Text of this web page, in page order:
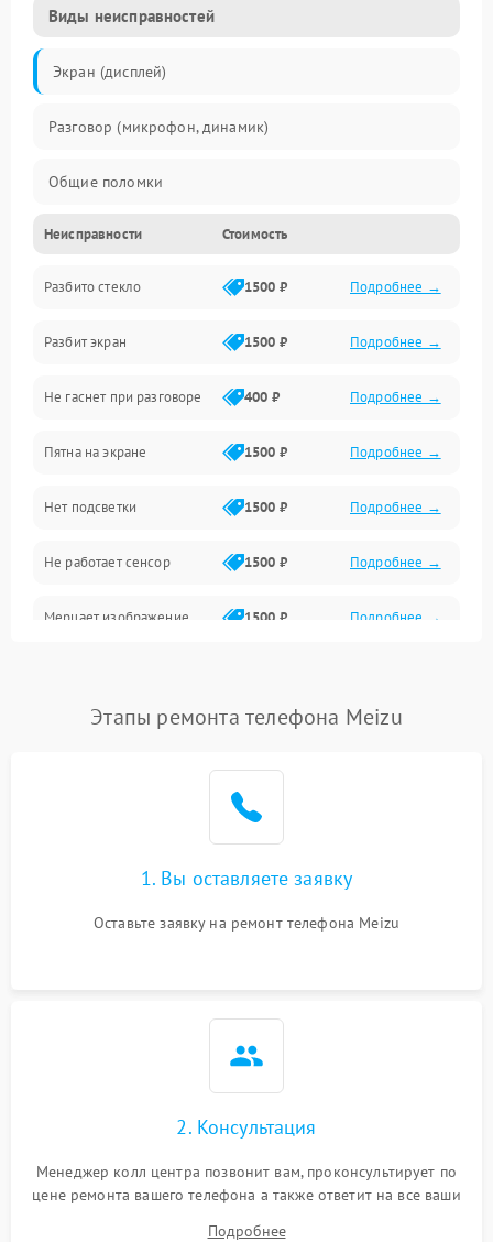
Виды неисправностей
Экран (дисплей)
Разговор (микрофон, динамик)
Общие поломки
Проблемы связи
Камеры
Проблемы с дисплеем и сенсором
Зарядка
Проблемы с питанием, зарядкой и аккумулятором
Проблемы с работой системы, корпусом и другие
Неисправности Стоимость
Разбито стекло 1500 ₽ Подробнее →
Разбит экран 1500 ₽ Подробнее →
Не гаснет при разговоре 400 ₽ Подробнее →
Пятна на экране 1500 ₽ Подробнее →
Нет подсветки 1500 ₽ Подробнее →
Не работает сенсор 1500 ₽ Подробнее →
Мерцает изображение 1500 ₽ Подробнее →
Не работает Face ID 4000 ₽ Подробнее →
Этапы ремонта телефона Meizu
1. Вы оставляете заявку
Оставьте заявку на ремонт телефона Meizu
2. Консультация
Менеджер колл центра позвонит вам, проконсультирует по
цене ремонта вашего телефона а также ответит на все ваши
Подробнее